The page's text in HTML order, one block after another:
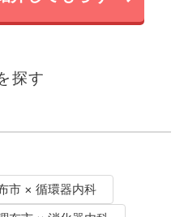
探す
市 × 循環器内科